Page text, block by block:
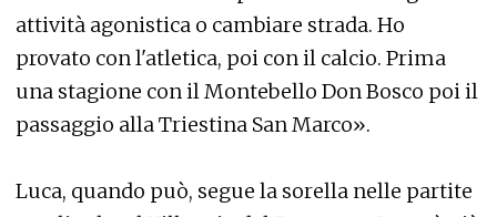
attività agonistica o cambiare strada. Ho
provato con l'atletica, poi con il calcio. Prima
una stagione con il Montebello Don Bosco poi il
passaggio alla Triestina San Marco».
Luca, quando può, segue la sorella nelle partite